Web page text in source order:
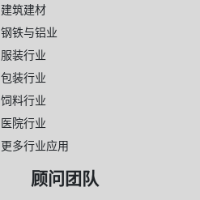
建筑建材
钢铁与铝业
服装行业
包装行业
饲料行业
医院行业
更多行业应用
顾问团队